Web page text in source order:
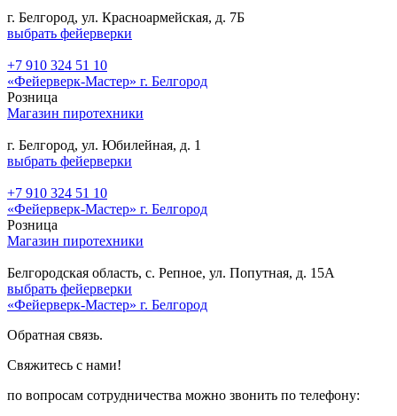
г. Белгород, ул. Красноармейская, д. 7Б
выбрать фейерверки
+7 910 324 51 10
«Фейерверк-Мастер» г. Белгород
Розница
Магазин пиротехники
г. Белгород, ул. Юбилейная, д. 1
выбрать фейерверки
+7 910 324 51 10
«Фейерверк-Мастер» г. Белгород
Розница
Магазин пиротехники
Белгородская область, с. Репное, ул. Попутная, д. 15А
выбрать фейерверки
«Фейерверк-Мастер» г. Белгород
Обратная связь.
Свяжитесь с нами!
по вопросам сотрудничества можно звонить по телефону: